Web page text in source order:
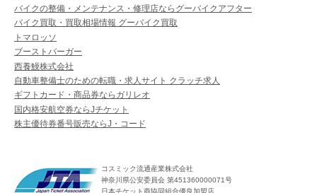
バイクの整備・メンテナンス・修理店ならグーバイクアフター
バイク買取・買取相場情報 グーバイク買取
トマロッソ
ブーストバーガー
西養鰻株式会社
自動車整備士のための転職・求人サイト クラッチ求人
ギフトカード・商品券ならガリレオ
国内格安航空券ならJチケット
株主優待券番号販売ならJ・コード
コスミック流通産業株式会社
神奈川県公安委員会 第451360000071号
日本チケット商協同組合優良加盟店